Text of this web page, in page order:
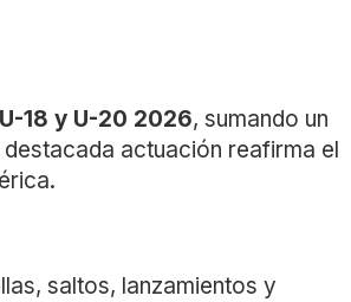
18 y U-20 2026, sumando un
actuación reafirma el
saltos, lanzamientos y